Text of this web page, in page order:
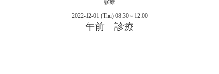
診療
2022-12-01 (Thu) 08:30～12:00
午前 診療